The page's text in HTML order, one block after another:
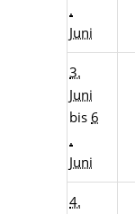
.
Juni
3.
Juni
bis 6
.
Juni
4.